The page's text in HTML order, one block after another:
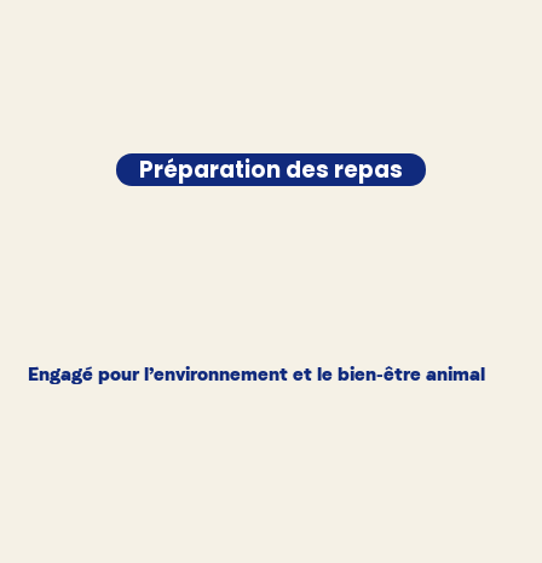
Préparation des repas
Engagé pour l’environnement et le bien-être animal